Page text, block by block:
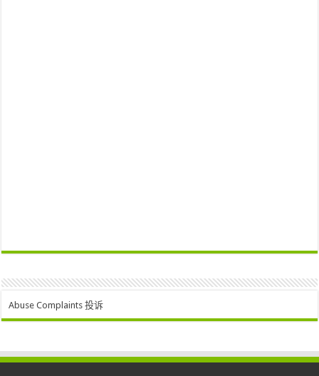
Abuse Complaints 投诉